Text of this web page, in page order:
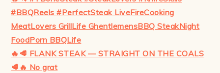
🔥🥩 FLANK STEAK — STRAIGHT ON THE COALS
🥩🔥 No grat